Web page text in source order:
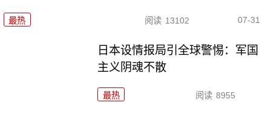
最热 阅读 13102 07-31
日本设情报局引全球警惕：军国
主义阴魂不散
最热 阅读 8955